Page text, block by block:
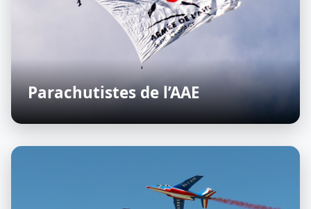
Parachutistes de l’AAE